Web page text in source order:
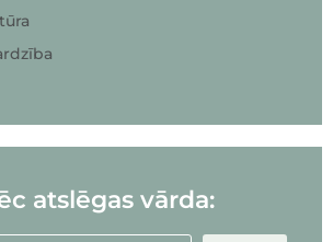
atslēgas vārda: